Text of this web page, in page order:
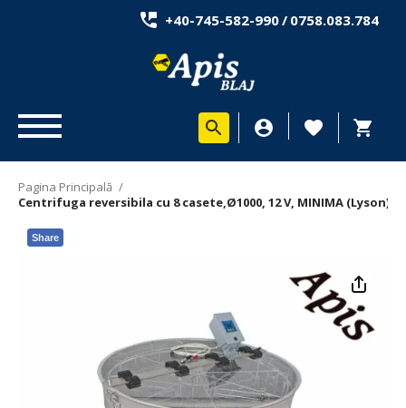
+40-745-582-990/ 0758.083.784
Pagina Principală /
Centrifuga reversibila cu 8 casete,Ø1000, 12 V, MINIMA (Lyson)
Share